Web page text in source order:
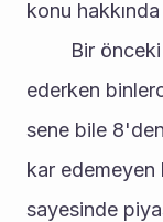
konu
ederken
sene bile
kar
sayesinde